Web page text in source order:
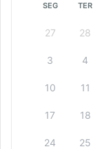
SEG TER
27 28
3 4
10 11
17 18
24 25